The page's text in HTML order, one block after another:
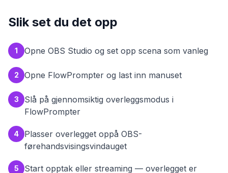
Slik set du det opp
1 Opne OBS Studio og set opp scena som vanleg
2 Opne FlowPrompter og last inn manuset
3
Slå på gjennomsiktig overleggsmodus i
FlowPrompter
4
Plasser overlegget oppå OBS-
førehandsvisingsvindauget
5
Start opptak eller streaming — overlegget er